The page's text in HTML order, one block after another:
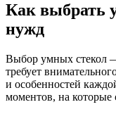
Как выбрать
нужд
Выбор умных стекол
требует
и особенностей
моментов, на которые